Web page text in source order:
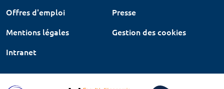
Offres d'emploi
Presse
Mentions légales
Gestion des cookies
Intranet